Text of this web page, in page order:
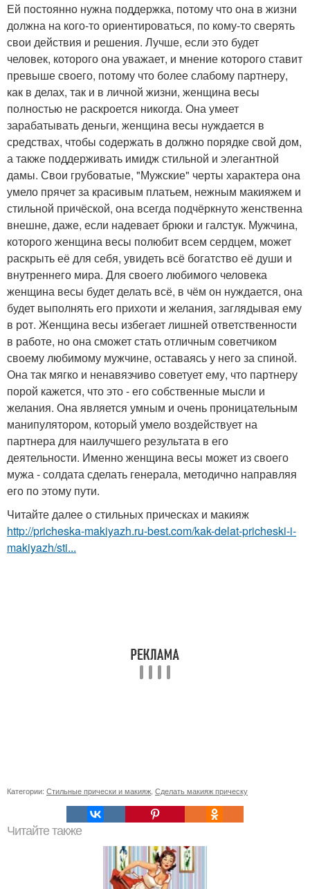
Ей постоянно нужна поддержка, потому что она в жизни
должна на кого-то ориентироваться, по кому-то сверять
свои действия и решения. Лучше, если это будет
человек, которого она уважает, и мнение которого ставит
превыше своего, потому что более слабому партнеру,
как в делах, так и в личной жизни, женщина весы
полностью не раскроется никогда. Она умеет
зарабатывать деньги, женщина весы нуждается в
средствах, чтобы содержать в должно порядке свой дом,
а также поддерживать имидж стильной и элегантной
дамы. Свои грубоватые, "Мужские" черты характера она
умело прячет за красивым платьем, нежным макияжем и
стильной причёской, она всегда подчёркнуто женственна
внешне, даже, если надевает брюки и галстук. Мужчина,
которого женщина весы полюбит всем сердцем, может
раскрыть её для себя, увидеть всё богатство её души и
внутреннего мира. Для своего любимого человека
женщина весы будет делать всё, в чём он нуждается, она
будет выполнять его прихоти и желания, заглядывая ему
в рот. Женщина весы избегает лишней ответственности
в работе, но она сможет стать отличным советчиком
своему любимому мужчине, оставаясь у него за спиной.
Она так мягко и ненавязчиво советует ему, что партнеру
порой кажется, что это - его собственные мысли и
желания. Она является умным и очень проницательным
манипулятором, который умело воздействует на
партнера для наилучшего результата в его
деятельности. Именно женщина весы может из своего
мужа - солдата сделать генерала, методично направляя
его по этому пути.
Читайте далее о стильных прическах и макияж
http://pricheska-makiyazh.ru-best.com/kak-delat-pricheski-i-
makiyazh/sti...
Категории: Стильные прически и макияж Сделать макияж прическу
Читайте также